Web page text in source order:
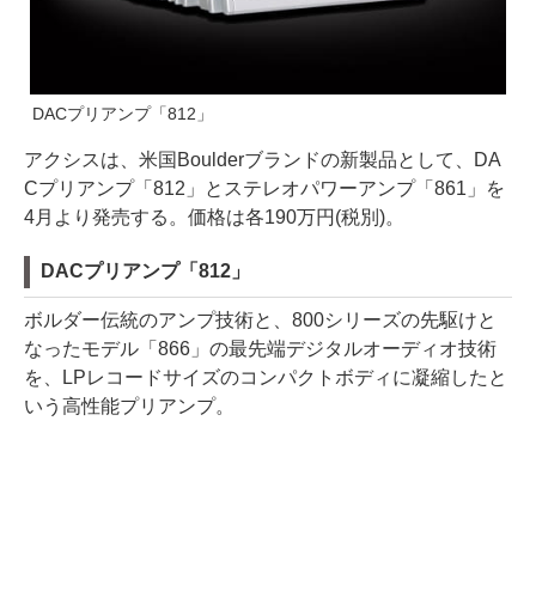
DACプリアンプ「812」
アクシスは、米国Boulderブランドの新製品として、DA
Cプリアンプ「812」とステレオパワーアンプ「861」を
4月より発売する。価格は各190万円(税別)。
DACプリアンプ「812」
ボルダー伝統のアンプ技術と、800シリーズの先駆けと
なったモデル「866」の最先端デジタルオーディオ技術
を、LPレコードサイズのコンパクトボディに凝縮したと
いう高性能プリアンプ。